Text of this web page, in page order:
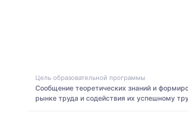
Цель образовательной программы
Сообщение теоретических знаний и
рынке труда и содействия их успешному